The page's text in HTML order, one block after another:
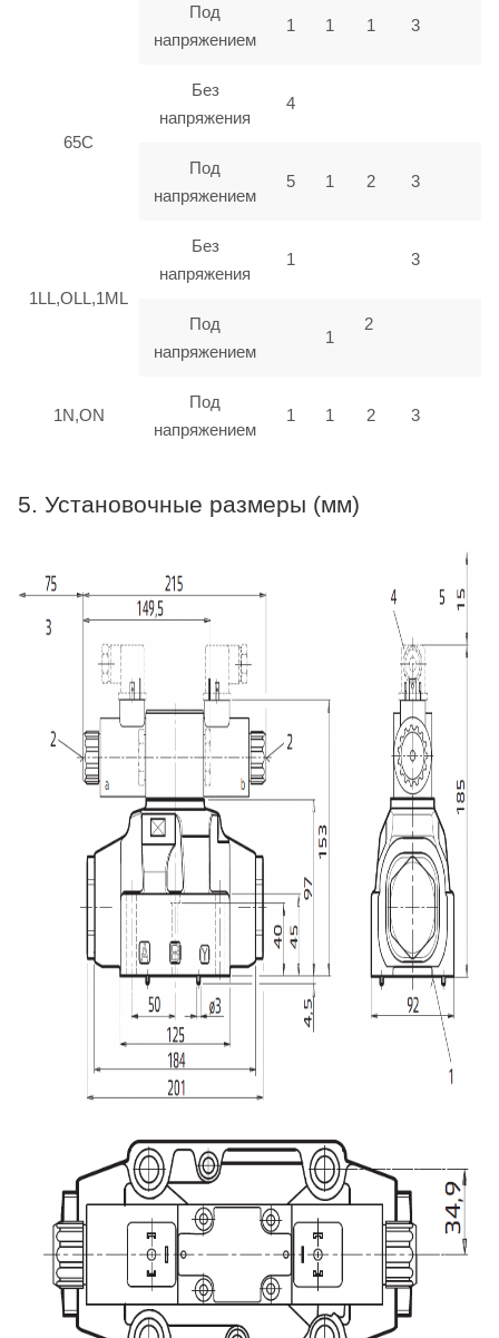
Под
напряжением
1 1 1 3
65C
Без
напряжения
4
Под
напряжением
5 1 2 3
1LL,OLL,1ML
Без
напряжения
1 3
Под
напряжением
1
2
1N,ON
Под
напряжением
1 1 2 3
5. Установочные размеры (мм)